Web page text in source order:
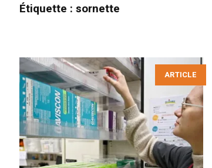
Étiquette :sornette
ARTICLE